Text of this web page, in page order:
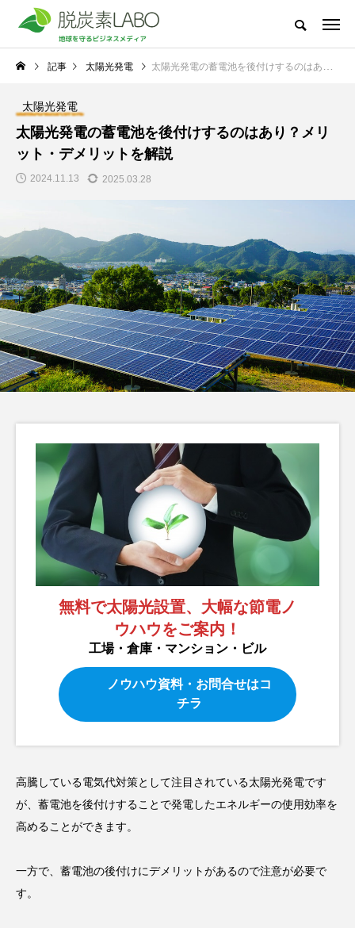
地球を守るビジネスメディア
脱炭素LABOとは 太陽光発電 節電・省電力化 脱炭素・再エ
新着記事 NEW POST
太陽光発電
冬場の電気代高騰に備
えて―中小企業が今か
ら検討すべき太陽光発
電の導入
脱炭素
LABO編
地球温暖化で私たちの
生活はどう変わる？太
陽光発電で始める身近
な環境対策
脱炭素
LABO
タグリスト TAG LIST
カーボンニュートラル 企業事例
再生エネルギー 太陽光発電
記事 太陽光発電 太陽光発電の蓄電池を後付けするのはあり？メリット・デメリットを解説
太陽光発電
太陽光発電の蓄電池を後付けするのはあり？メリ
ット・デメリットを解説
2024.11.13 2025.03.28
無料で太陽光設置、大幅な節電ノ
ウハウをご案内！
工場・倉庫・マンション・ビル
ノウハウ資料・お問合せはコ
チラ
高騰している電気代対策として注目されている太陽光発電です
が、蓄電池を後付けすることで発電したエネルギーの使用効率を
高めることができます。
一方で、蓄電池の後付けにデメリットがあるので注意が必要で
す。